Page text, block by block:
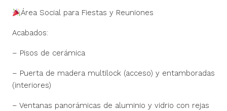
Área Social para Fiestas y Reuniones
Acabados:
– Pisos de cerámica
– Puerta de madera multilock (acceso) y entamboradas
(interiores)
– Ventanas panorámicas de aluminio y vidrio con rejas